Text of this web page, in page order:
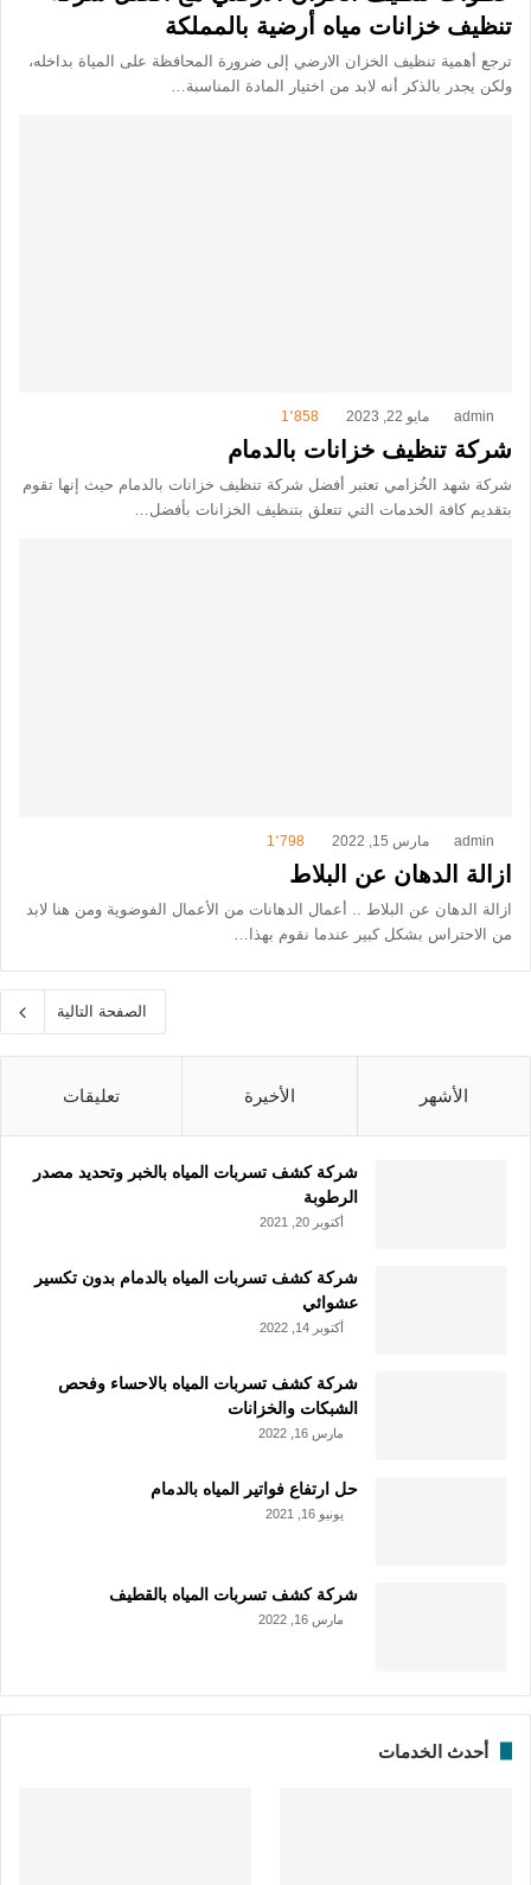
تنظيف خزانات مياه أرضية بالمملكة
ترجع أهمية تنظيف الخزان الارضي إلى ضرورة المحافظة على المياة بداخله،
ولكن يجدر بالذكر أنه لابد من اختيار المادة المناسبة…
admin مايو 22, 2023 1٬858
شركة تنظيف خزانات بالدمام
شركة شهد الخُزامي تعتبر أفضل شركة تنظيف خزانات بالدمام حيث إنها تقوم
بتقديم كافة الخدمات التي تتعلق بتنظيف الخزانات بأفضل…
admin مارس 15, 2022 1٬798
ازالة الدهان عن البلاط
ازالة الدهان عن البلاط .. أعمال الدهانات من الأعمال الفوضوية ومن هنا لابد
من الاحتراس بشكل كبير عندما نقوم بهذا…
الصفحة التالية
الأشهر الأخيرة تعليقات
شركة كشف تسربات المياه بالخبر وتحديد مصدر
الرطوبة
أكتوبر 20, 2021
شركة كشف تسربات المياه بالدمام بدون تكسير
عشوائي
أكتوبر 14, 2022
شركة كشف تسربات المياه بالاحساء وفحص
الشبكات والخزانات
مارس 16, 2022
حل ارتفاع فواتير المياه بالدمام
يونيو 16, 2021
شركة كشف تسربات المياه بالقطيف
مارس 16, 2022
أحدث الخدمات